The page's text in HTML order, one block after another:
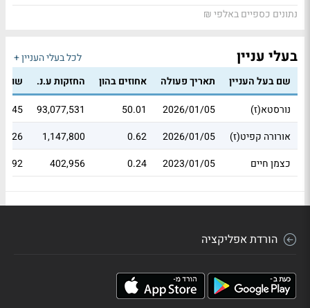
נתונים כספיים באלפי ₪
בעלי עניין
לכל בעלי העניין +
שם בעל העניין
תאריך פעולה אחוזים בהון החזקות ע.נ.
נורסטא(ז)
2026/01/05
50.01
93,077,531
אורורה קפיט(ז)
2026/01/05
0.62
1,147,800
כצמן חיים
2023/01/05
0.24
402,956
הורדת אפליקציה